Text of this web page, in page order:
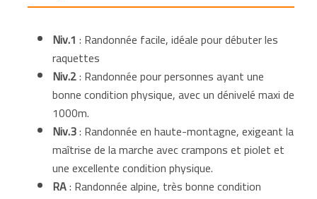
Niv.1 : Randonnée facile, idéale pour débuter les
raquettes
Niv.2: Randonnée pour personnes ayant une
bonne condition physique, avec un dénivelé maxi de
1000m.
Niv.3: Randonnée en haute-montagne, exigeant la
maîtrise de la marche avec crampons et piolet et
une excellente condition physique.
RA: Randonnée alpine, très bonne condition